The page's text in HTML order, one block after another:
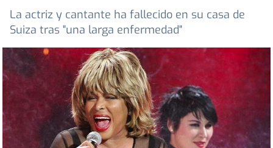
La actriz y cantante ha fallecido en su casa de
Suiza tras "una larga enfermedad"